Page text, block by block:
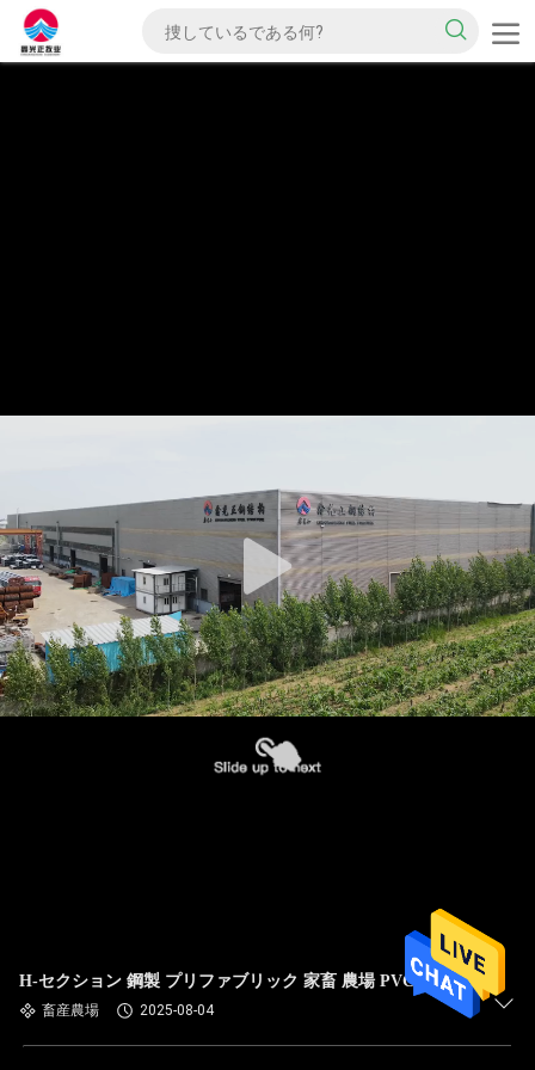
H-セクション 鋼製 プリファブリック 家畜 農場 PVC 隔熱
畜産農場 2025-08-04